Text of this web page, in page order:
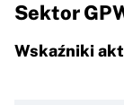
Sektor
Wskaźniki